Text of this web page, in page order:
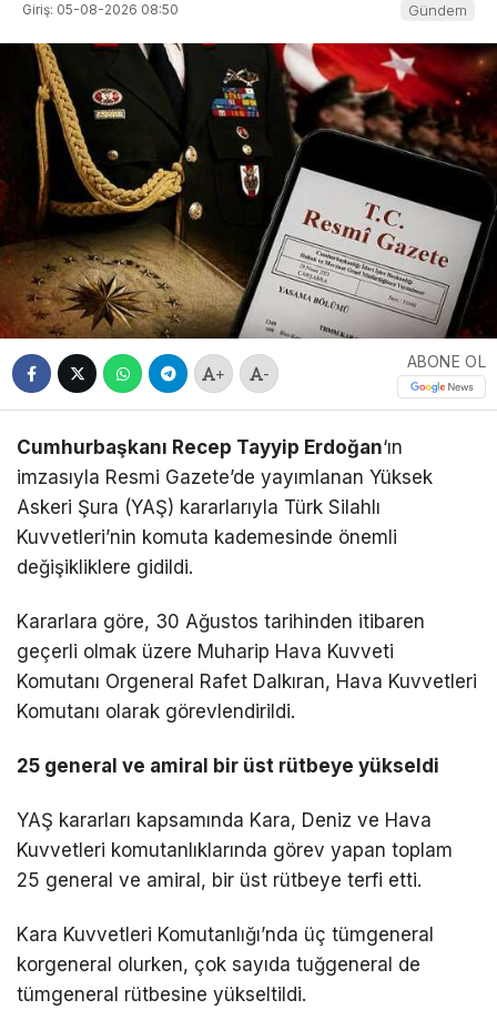
Giriş: 05-08-2026 08:50 Gündem
+ -
ABONE OL
Cumhurbaşkanı Recep Tayyip Erdoğan‘ın
imzasıyla Resmi Gazete’de yayımlanan Yüksek
Askeri Şura (YAŞ) kararlarıyla Türk Silahlı
Kuvvetleri’nin komuta kademesinde önemli
değişikliklere gidildi.
Kararlara göre, 30 Ağustos tarihinden itibaren
geçerli olmak üzere Muharip Hava Kuvveti
Komutanı Orgeneral Rafet Dalkıran, Hava Kuvvetleri
Komutanı olarak görevlendirildi.
25 general ve amiral bir üst rütbeye yükseldi
YAŞ kararları kapsamında Kara, Deniz ve Hava
Kuvvetleri komutanlıklarında görev yapan toplam
25 general ve amiral, bir üst rütbeye terfi etti.
Kara Kuvvetleri Komutanlığı’nda üç tümgeneral
korgeneral olurken, çok sayıda tuğgeneral de
tümgeneral rütbesine yükseltildi.